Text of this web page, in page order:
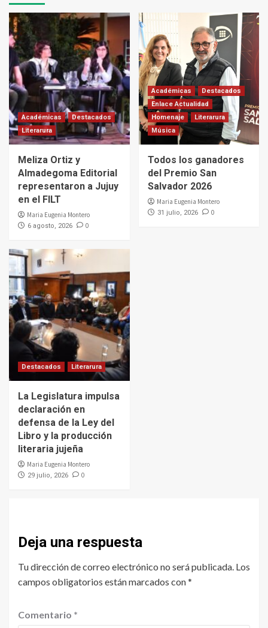
Académicas
Destacados
Literarura
Meliza Ortiz y
Almadegoma Editorial
representaron a Jujuy
en el FILT
Maria Eugenia Montero
6 agosto, 2026 0
Académicas
Destacados
Enlace Actualidad
Homenaje
Literarura
Música
Todos los ganadores
del Premio San
Salvador 2026
Maria Eugenia Montero
31 julio, 2026 0
Destacados Literarura
La Legislatura impulsa
declaración en
defensa de la Ley del
Libro y la producción
literaria jujeña
Maria Eugenia Montero
29 julio, 2026 0
Deja una respuesta
Tu dirección de correo electrónico no será publicada. Los
campos obligatorios están marcados con*
Comentario *